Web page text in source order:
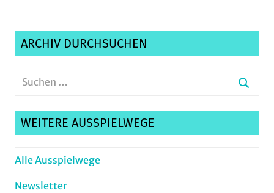
ARCHIV DURCHSUCHEN
Suchen
WEITERE AUSSPIELWEGE
Alle Ausspielwege
Newsletter